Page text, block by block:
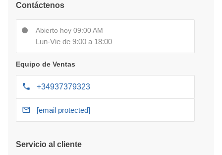
Contáctenos
Abierto hoy 09:00 AM
Lun-Vie de 9:00 a 18:00
Equipo de Ventas
+34937379323
[email protected]
Servicio al cliente